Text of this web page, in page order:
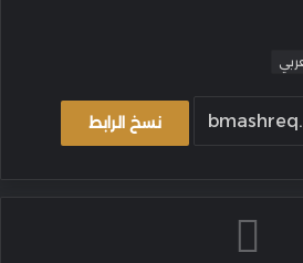
نسخ الرابط